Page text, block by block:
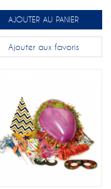
AJOUTER AU PANIER
Ajouter aux favoris